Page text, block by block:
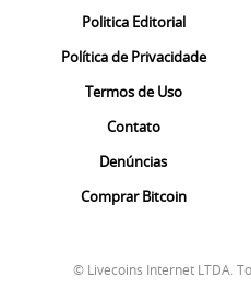
Politica Editorial
Política de Privacidade
Termos de Uso
Contato
Denúncias
Comprar Bitcoin
© Livecoins Internet LTDA.